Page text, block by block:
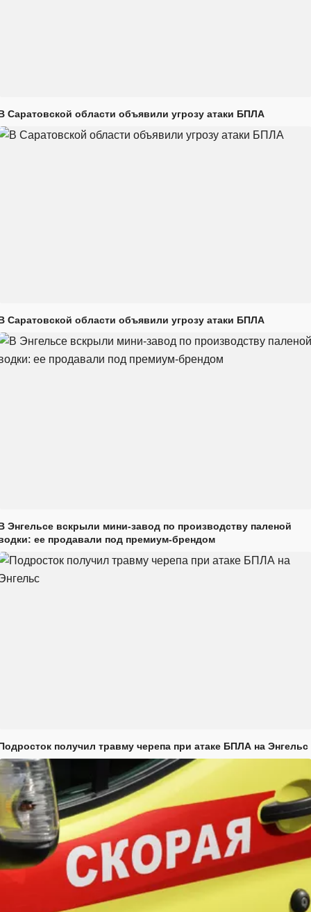
Саратовской области объявили угрозу атаки БПЛА
Саратовской области объявили угрозу атаки БПЛА
Энгельсе вскрыли мини-завод по производству паленой
ее продавали под премиум-брендом
получил травму черепа при атаке БПЛА на Энгельс